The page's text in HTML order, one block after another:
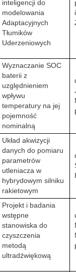
inteligencji do
modelowania
Adaptacyjnych
Tłumików
Uderzeniowych
Wyznaczanie SOC
baterii z
uzględnieniem
wpływu
temperatury na jej
pojemność
nominalną
Układ akwizycji
danych do pomiaru
parametrów
utleniacza w
hybrydowym silniku
rakietowym
Projekt i badania
wstępne
stanowiska do
czyszczenia
metodą
ultradźwiękową